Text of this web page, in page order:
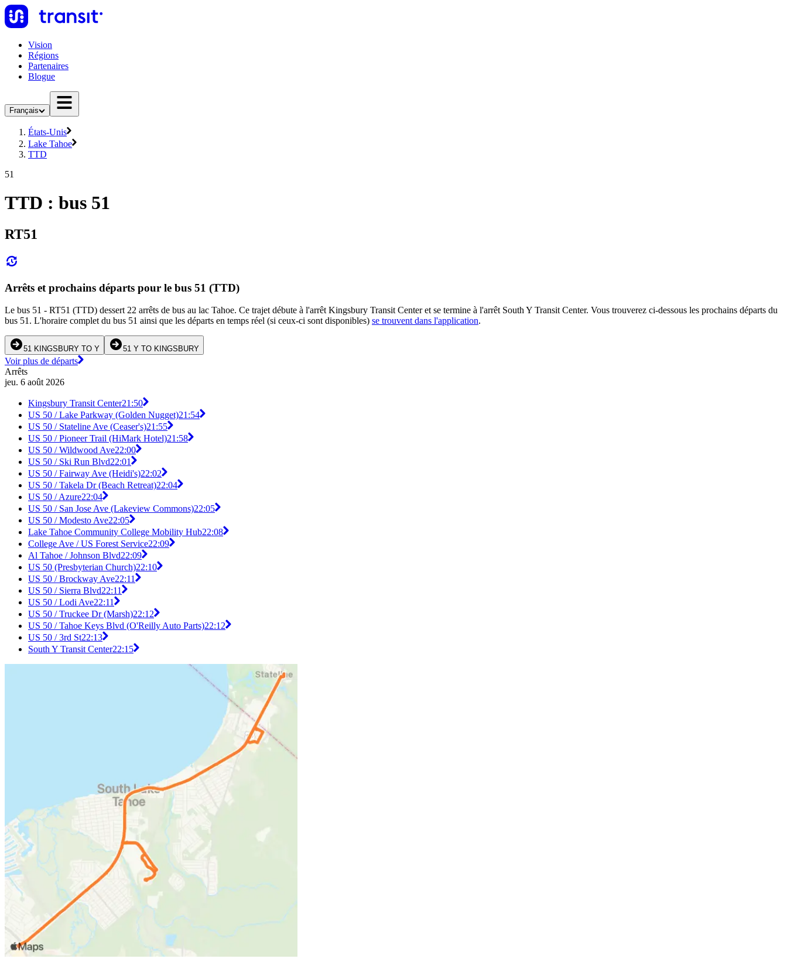
Vision
Régions
Partenaires
Blogue
Français
États-Unis
Lake Tahoe
TTD
51
TTD : bus 51
RT51
Arrêts et prochains départs pour le bus 51 (TTD)
Le bus 51 - RT51 (TTD) dessert 22 arrêts de bus au lac Tahoe. Ce trajet débute à l'arrêt Kingsbury Transit Center et se termine à l'arrêt South Y Transit Center. Vous trouverez ci-dessous les prochains départs du
bus 51. L'horaire complet du bus 51 ainsi que les départs en temps réel (si ceux-ci sont disponibles) se trouvent dans l'application.
51 KINGSBURY TO Y 51 Y TO KINGSBURY
Voir plus de départs
Arrêts
jeu. 6 août 2026
Kingsbury Transit Center21:50
US 50 / Lake Parkway (Golden Nugget)21:54
US 50 / Stateline Ave (Ceaser's)21:55
US 50 / Pioneer Trail (HiMark Hotel)21:58
US 50 / Wildwood Ave22:00
US 50 / Ski Run Blvd22:01
US 50 / Fairway Ave (Heidi's)22:02
US 50 / Takela Dr (Beach Retreat)22:04
US 50 / Azure22:04
US 50 / San Jose Ave (Lakeview Commons)22:05
US 50 / Modesto Ave22:05
Lake Tahoe Community College Mobility Hub22:08
College Ave / US Forest Service22:09
Al Tahoe / Johnson Blvd22:09
US 50 (Presbyterian Church)22:10
US 50 / Brockway Ave22:11
US 50 / Sierra Blvd22:11
US 50 / Lodi Ave22:11
US 50 / Truckee Dr (Marsh)22:12
US 50 / Tahoe Keys Blvd (O'Reilly Auto Parts)22:12
US 50 / 3rd St22:13
South Y Transit Center22:15